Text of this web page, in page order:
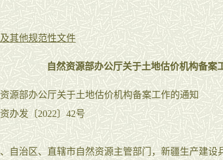
其他规范性文件
自然资源部办公厅关于土地估价机构备案
源部办公厅关于土地估价机构备案工作的通知
办发〔2022〕42号
自治区、直辖市自然资源主管部门，新疆生产建设